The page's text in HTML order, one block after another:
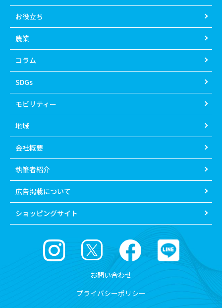
お役立ち
農業
コラム
SDGs
モビリティー
地域
会社概要
執筆者紹介
広告掲載について
ショッピングサイト
お問い合わせ
プライバシーポリシー